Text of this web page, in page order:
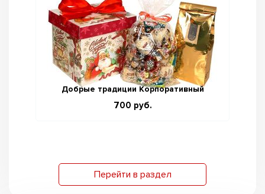
Добрые традиции Корпоративный
700 руб.
Перейти в раздел